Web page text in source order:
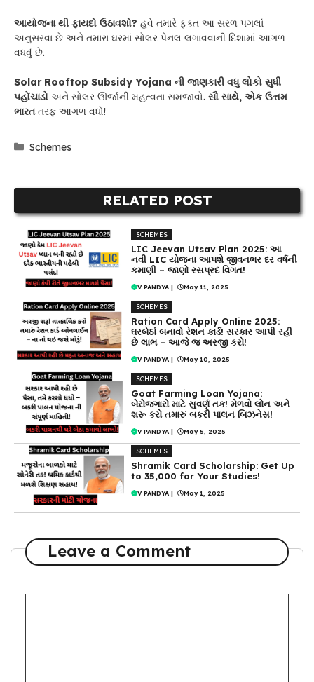
આયોજના થી ફાયદો ઉઠાવશો? હવે તમારે ફક્ત આ સરળ પગલાં
અનુસરવા છે અને તમારા ઘરમાં સોલર પેનલ લગાવવાની દિશામાં આગળ
વધવું છે.
Solar Rooftop Subsidy Yojana ની જાણકારી વધુ લોકો સુધી
પહોંચાડો અને સોલર ઊર્જાની મહત્વતા સમજાવો. સૌ સાથે, એક ઉત્તમ
ભારતતરફ આગળ વધો!
Categories
Schemes
RELATED POST
SCHEMES
LIC Jeevan Utsav Plan 2025: આ
નવી LIC યોજના આપશે જીવનભર દર વર્ષની
કમાણી – જાણો રસપ્રદ વિગત!
V PANDYA | May 11, 2025
SCHEMES
Ration Card Apply Online 2025:
ઘરબેઠાં બનાવો રેશન કાર્ડ! સરકાર આપી રહી
છે લાભ – આજે જ અરજી કરો!
V PANDYA | May 10, 2025
SCHEMES
Goat Farming Loan Yojana:
બેરોજગારો માટે સુવર્ણ તક! મેળવો લોન અને
શરૂ કરો તમારું બકરી પાલન બિઝનેસ!
V PANDYA | May 5, 2025
SCHEMES
Shramik Card Scholarship: Get Up
to ₹35,000 for Your Studies!
V PANDYA | May 1, 2025
Leave a Comment